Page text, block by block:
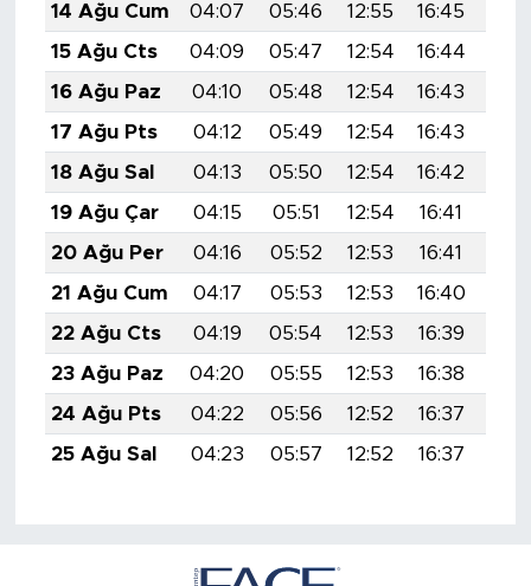
14 Ağu Cum
04:07 05:46 12:55 16:45
15 Ağu Cts
04:09 05:47 12:54 16:44
16 Ağu Paz
04:10 05:48 12:54 16:43
17 Ağu Pts
04:12 05:49 12:54 16:43
18 Ağu Sal
04:13 05:50 12:54 16:42
19 Ağu Çar
04:15 05:51 12:54 16:41
20 Ağu Per
04:16 05:52 12:53 16:41
21 Ağu Cum
04:17 05:53 12:53 16:40
22 Ağu Cts
04:19 05:54 12:53 16:39
23 Ağu Paz
04:20 05:55 12:53 16:38
24 Ağu Pts
04:22 05:56 12:52 16:37
25 Ağu Sal
04:23 05:57 12:52 16:37